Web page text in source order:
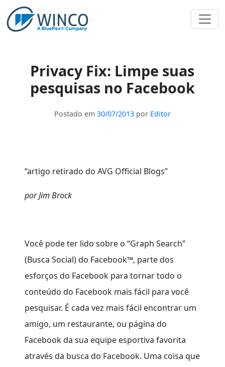
Pular
para
Privacy Fix: Limpe suas
pesquisas no Facebook
Postado em 30/07/2013por Editor
“artigo retirado do AVG Official Blogs”
por Jim Brock
Você pode ter lido sobre o “Graph Search”
(Busca Social) do Facebook™, parte dos
esforços do Facebook para tornar todo o
conteúdo do Facebook mais fácil para você
pesquisar. É cada vez mais fácil encontrar um
amigo, um restaurante, ou página do
Facebook da sua equipe esportiva favorita
através da busca do Facebook. Uma coisa que